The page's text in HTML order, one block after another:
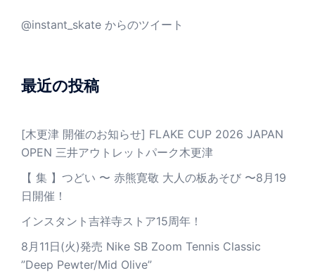
@instant_skate からのツイート
最近の投稿
[木更津 開催のお知らせ] FLAKE CUP 2026 JAPAN
OPEN 三井アウトレットパーク木更津
【 集 】つどい 〜 赤熊寛敬 大人の板あそび 〜8月19
日開催！
インスタント吉祥寺ストア15周年！
8月11日(火)発売 Nike SB Zoom Tennis Classic
”Deep Pewter/Mid Olive”